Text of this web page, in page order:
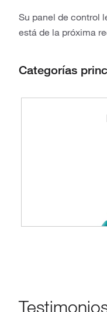
Su panel de control
está de la próxima
Categorías